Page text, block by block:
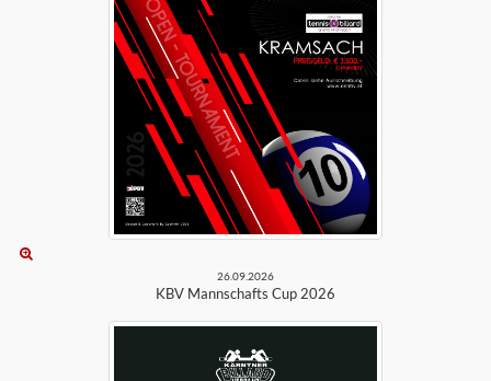
26.09.2026
KBV Mannschafts Cup 2026